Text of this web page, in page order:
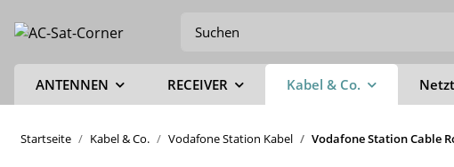
ANTENNEN RECEIVER Kabel & Co.
Startseite Kabel & Co. Vodafone Station Kabel Vodafone Station Cable